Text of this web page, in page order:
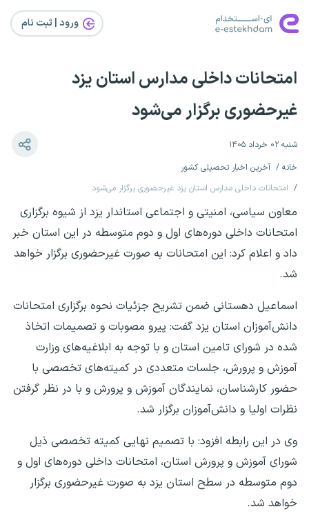
ورود | ثبت‌ نام
امتحانات داخلی مدارس استان یزد
غیرحضوری برگزار می‌شود
شنبه ۰۲ خرداد ۱۴۰۵
خانه
آخرین اخبار تحصیلی کشور
امتحانات داخلی مدارس استان یزد غیرحضوری برگزار می‌شود
معاون سیاسی، امنیتی و اجتماعی استاندار یزد از شیوه برگزاری
امتحانات داخلی دوره‌های اول و دوم متوسطه در این استان خبر
داد و اعلام کرد: این امتحانات به صورت غیرحضوری برگزار خواهد
شد.
اسماعیل دهستانی ضمن تشریح جزئیات نحوه برگزاری امتحانات
دانش‌آموزان استان یزد گفت: پیرو مصوبات و تصمیمات اتخاذ
شده در شورای تامین استان و با توجه به ابلاغیه‌های وزارت
آموزش و پرورش، جلسات متعددی در کمیته‌های تخصصی با
حضور کارشناسان، نمایندگان آموزش و پرورش و با در نظر گرفتن
نظرات اولیا و دانش‌آموزان برگزار شد.
وی در این رابطه افزود: با تصمیم نهایی کمیته تخصصی ذیل
شورای آموزش و پرورش استان، امتحانات داخلی دوره‌های اول و
دوم متوسطه در سطح استان یزد به صورت غیرحضوری برگزار
خواهد شد.